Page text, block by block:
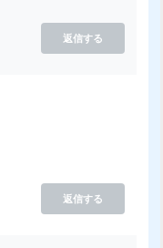
返信する
返信する